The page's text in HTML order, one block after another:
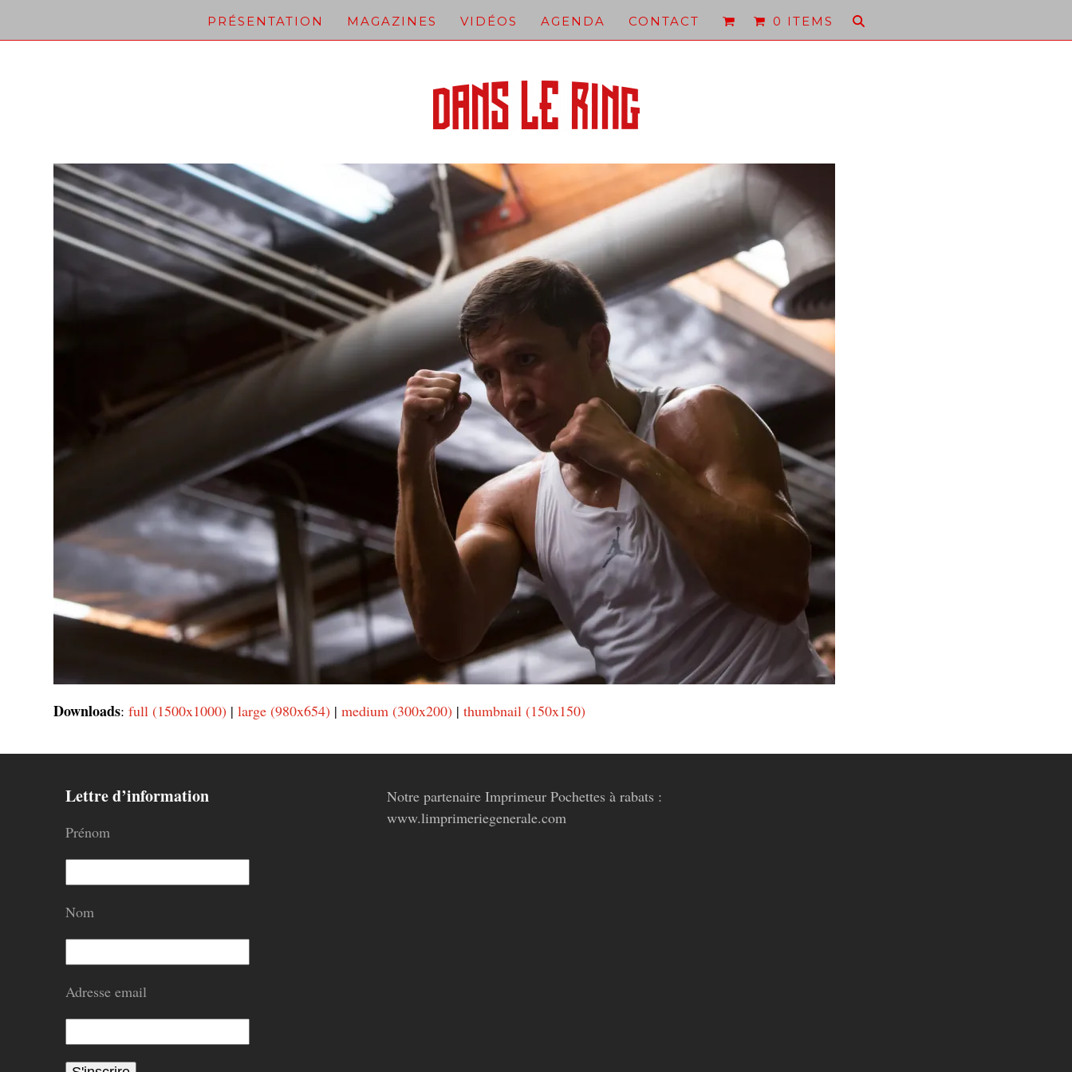
PRÉSENTATION MAGAZINES VIDÉOS AGENDA CONTACT 0 ITEMS
Downloads:full (1500x1000) |large (980x654) |medium (300x200) |thumbnail (150x150)
Lettre d’information
Prénom
Nom
Adresse email
Notre partenaire Imprimeur Pochettes à rabats :
www.limprimeriegenerale.com